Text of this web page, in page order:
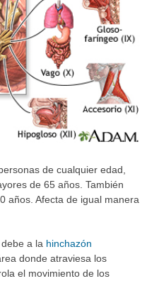
de cualquier edad,
de 65 años. También
años. Afecta de igual manera
a la hinchazón
donde atraviesa los
el movimiento de los